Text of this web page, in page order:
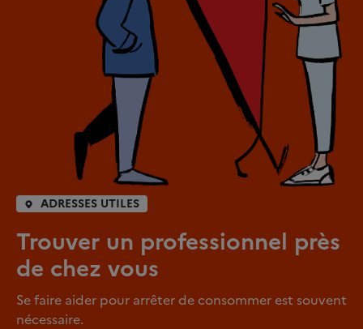
ADRESSES UTILES
Trouver un professionnel près
de chez vous
Se faire aider pour arrêter de consommer est souvent
nécessaire.